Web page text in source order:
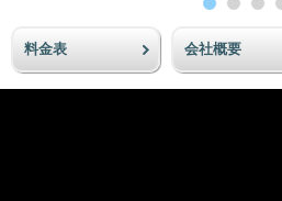
料金表 会社概要